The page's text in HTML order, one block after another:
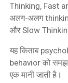
Thinking, Fast
अलग-अलग
और Slow
यह किताब
behavior को
एक मानी जाती है।